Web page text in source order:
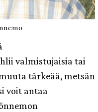
valmistujaisia tai
tärkeää, metsän
voit antaa